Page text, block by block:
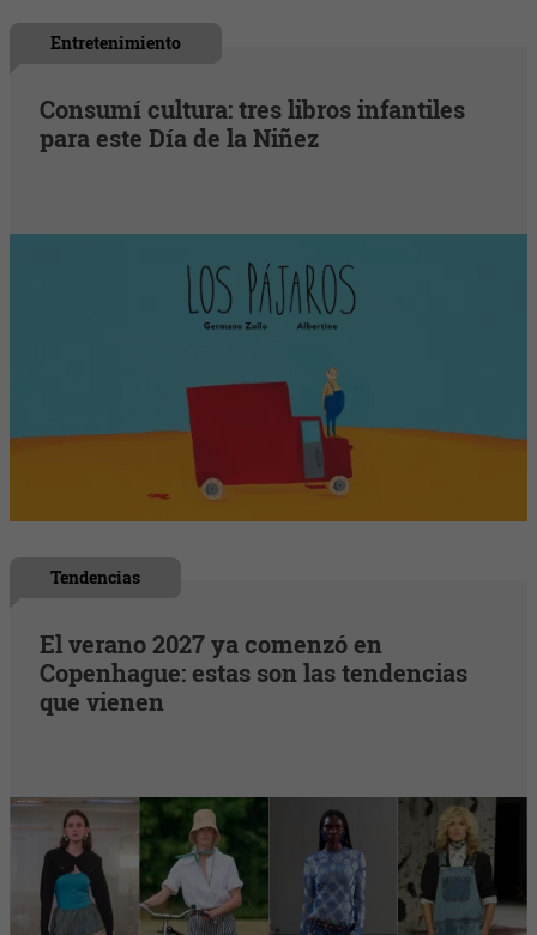
Entretenimiento
Consumí cultura: tres libros infantiles
para este Día de la Niñez
Tendencias
El verano 2027 ya comenzó en
Copenhague: estas son las tendencias
que vienen